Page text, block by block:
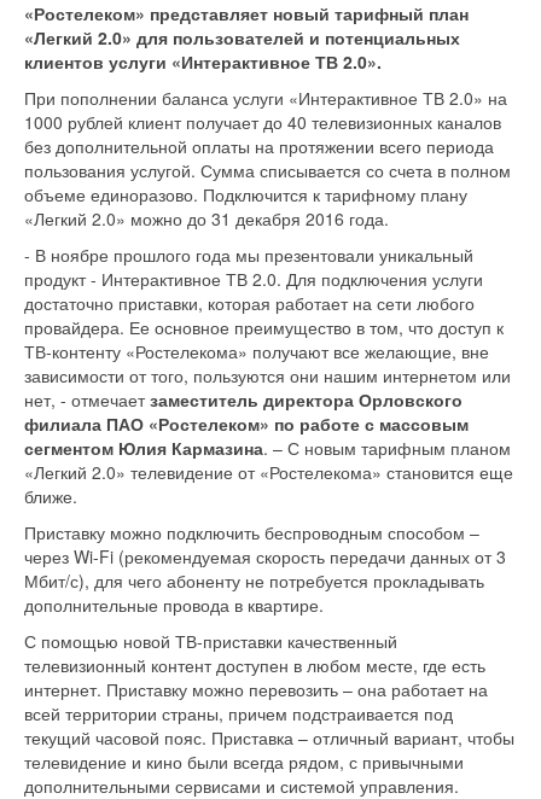
«Ростелеком» представляет новый тарифный план
«Легкий 2.0» для пользователей и потенциальных
клиентов услуги «Интерактивное ТВ 2.0».
При пополнении баланса услуги «Интерактивное ТВ 2.0» на
1000 рублей клиент получает до 40 телевизионных каналов
без дополнительной оплаты на протяжении всего периода
пользования услугой. Сумма списывается со счета в полном
объеме единоразово. Подключится к тарифному плану
«Легкий 2.0» можно до 31 декабря 2016 года.
- В ноябре прошлого года мы презентовали уникальный
продукт - Интерактивное ТВ 2.0. Для подключения услуги
достаточно приставки, которая работает на сети любого
провайдера. Ее основное преимущество в том, что доступ к
ТВ-контенту «Ростелекома» получают все желающие, вне
зависимости от того, пользуются они нашим интернетом или
нет, - отмечаетзаместитель директора Орловского
филиала ПАО «Ростелеком» по работе с массовым
сегментом Юлия Кармазина. – С новым тарифным планом
«Легкий 2.0» телевидение от «Ростелекома» становится еще
ближе.
Приставку можно подключить беспроводным способом –
через Wi-Fi (рекомендуемая скорость передачи данных от 3
Мбит/с), для чего абоненту не потребуется прокладывать
дополнительные провода в квартире.
С помощью новой ТВ-приставки качественный
телевизионный контент доступен в любом месте, где есть
интернет. Приставку можно перевозить – она работает на
всей территории страны, причем подстраивается под
текущий часовой пояс. Приставка – отличный вариант, чтобы
телевидение и кино были всегда рядом, с привычными
дополнительными сервисами и системой управления.